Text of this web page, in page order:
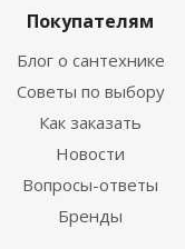
Покупателям
Блог о сантехнике
Советы по выбору
Как заказать
Новости
Вопросы-ответы
Бренды